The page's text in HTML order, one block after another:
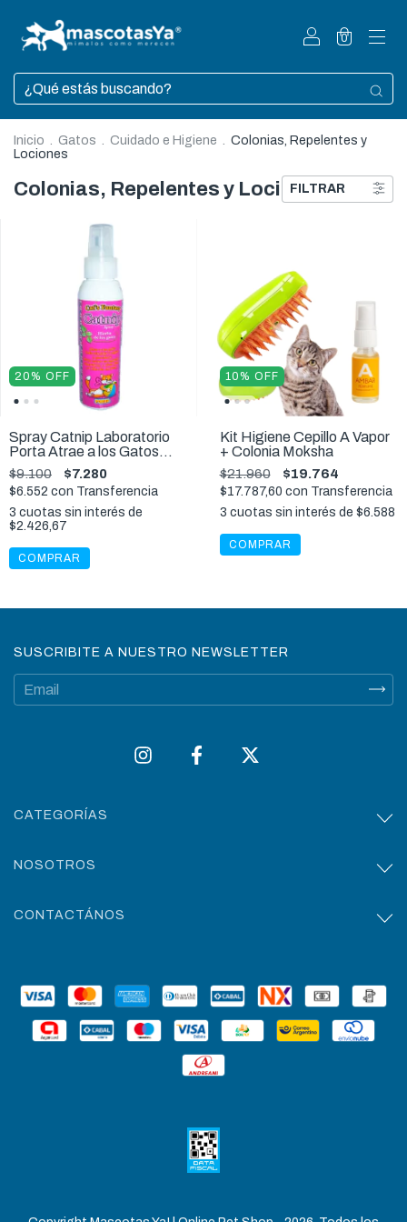
0
Inicio . Gatos . Cuidado e Higiene . Colonias, Repelentes y
Lociones
Colonias, Repelentes y Lociones
FILTRAR
20% OFF
Spray Catnip Laboratorio
Porta Atrae a los Gatos
125ml
$9.100 $7.280
$6.552 con Transferencia
3 cuotas sin interés de
$2.426,67
10% OFF
Kit Higiene Cepillo A Vapor
+ Colonia Moksha
$21.960 $19.764
$17.787,60 con Transferencia
3 cuotas sin interés de $6.588
SUSCRIBITE A NUESTRO NEWSLETTER
CATEGORÍAS
NOSOTROS
CONTACTÁNOS